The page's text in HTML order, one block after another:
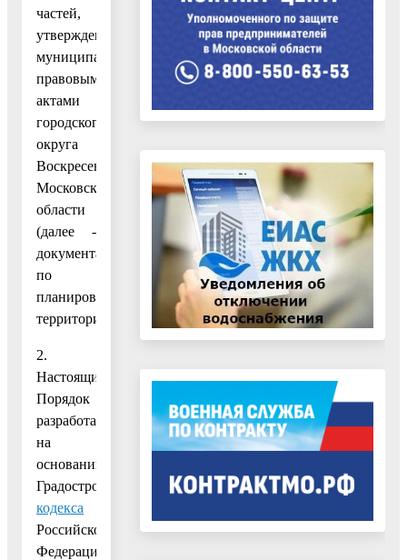
частей,
утвержденной
муниципальными
правовыми
актами
городского
округа
Воскресенск
Московской
области
(далее -
документация
по
планировке
территории).
2.
Настоящий
Порядок
разработан
на
основании
Градостроительного
кодекса
Российской
Федерации,